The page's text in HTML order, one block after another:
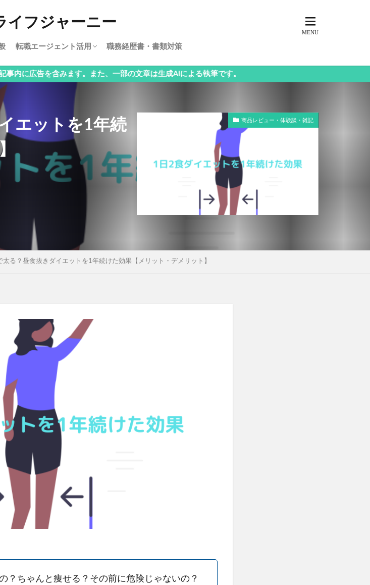
イフジャーニー
転職エージェント活用
ビズリーチ
JACリクルートメント
職務経歴書・書類対策
を含みます。また、一部の文章は生成AIによる執筆です。
エットを1年続
商品レビュー・体験談・雑記
太る？昼食抜きダイエットを1年続けた効果【メリット・デメリット】
？ちゃんと痩せる？その前に危険じゃないの？